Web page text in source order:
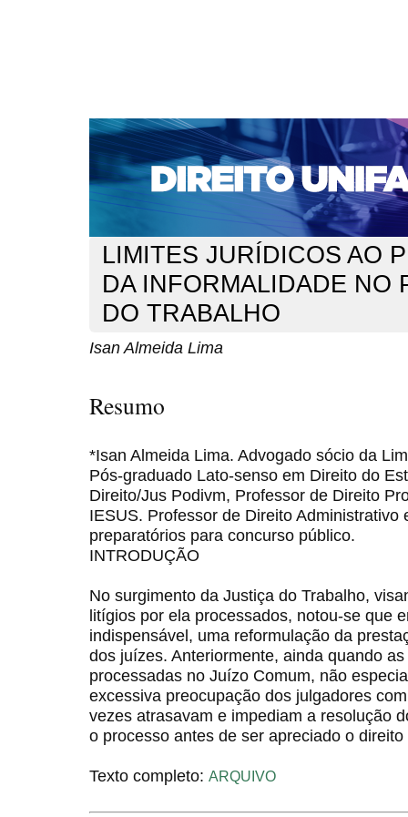
CAPA SOBRE ACESSO CADASTRO
NOTÍCIAS
EDIÇÕES DE Nº 1 A 100 WEBMAIL
Capa>n. 119 (2010) > Lima
LIMITES JURÍDICOS AO
DA INFORMALIDADE NO
DO TRABALHO
Isan Almeida Lima
Resumo
*Isan Almeida Lima. Advogado sócio da
Pós-graduado Lato-senso em Direito do
Direito/Jus Podivm, Professor de Direito
IESUS. Professor de Direito Administrativo
preparatórios para concurso público.
INTRODUÇÃO
No surgimento da Justiça do Trabalho,
litígios por ela processados, notou-se que
indispensável, uma reformulação da
dos juízes. Anteriormente, ainda quando
processadas no Juízo Comum, não
excessiva preocupação dos julgadores
vezes atrasavam e impediam a resolução
o processo antes de ser apreciado o
Texto completo: ARQUIVO